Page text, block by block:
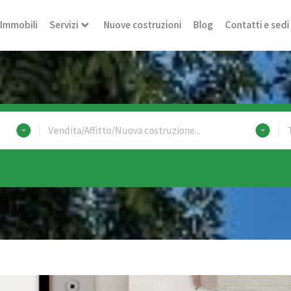
Immobili Servizi Nuove costruzioni Blog Contatti e sedi
Vendita/Affitto/Nuova costruzione...